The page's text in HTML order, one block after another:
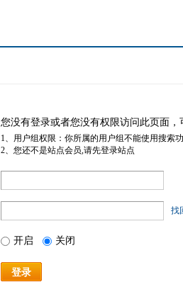
您没有登录或者您没有权限访问此页面
1、用户组权限：你所属的用户组不能使用搜索
2、您还不是站点会员,请先登录站点
找
开启 关闭
登录